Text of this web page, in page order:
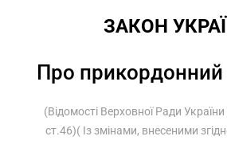
ЗАКОН
Про прикордонний
(Відомості Верховної Ради
ст.46)( Із змінами, внесеними